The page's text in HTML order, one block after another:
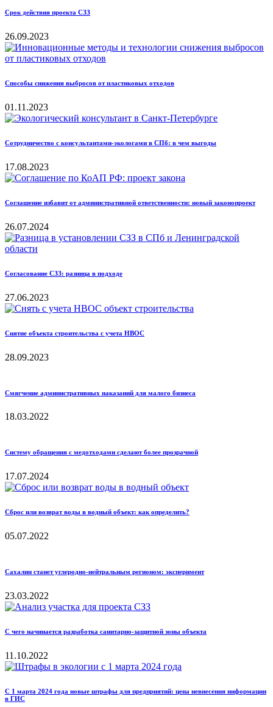
Срок действия проекта СЗЗ
26.09.2023
Способы снижения выбросов от пластиковых отходов
01.11.2023
Сотрудничество с консультантами-экологами в СПб: в чем выгоды
17.08.2023
Соглашение избавит от административной ответственности: новый законопроект
26.07.2024
Согласование СЗЗ: разница в подходе
27.06.2023
Снятие объекта строительства с учета НВОС
28.09.2023
Смягчение административных наказаний для малого бизнеса
18.03.2022
Систему обращения с медотходами сделают более прозрачной
17.07.2024
Сброс или возврат воды в водный объект: как определить?
05.07.2022
Сахалин станет углеродно-нейтральным регионом: эксперимент
23.03.2022
С чего начинается разработка санитарно-защитной зоны объекта
11.10.2022
С 1 марта 2024 года новые штрафы для предприятий: цена невнесения информации
в ГИС